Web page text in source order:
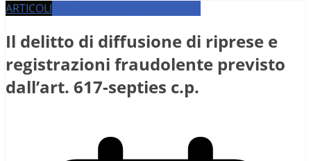
ARTICOLI
Il delitto di diffusione di riprese e
registrazioni fraudolente previsto
dall’art. 617-septies c.p.